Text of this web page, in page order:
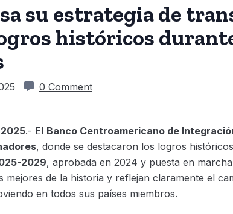
su estrategia de
históricos
0 Comment
.- El Banco Centroamericano de
, donde se destacaron los logros
2029, aprobada en 2024 y puesta en
mejores de la historia y reflejan claramente el
en todos sus países miembros.